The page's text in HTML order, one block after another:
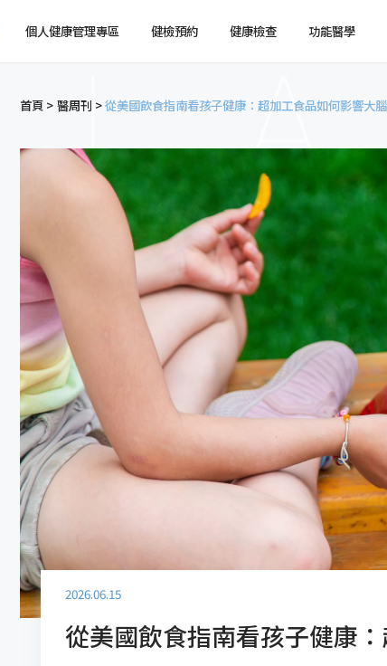
個人健康管理專區 健檢預約
健檢預約 個人健檢預約 企業健檢
健康檢查
健康檢查 個人健檢服務 企業健檢
功能醫學
關於聯安 經營理念 服務特色 最新
交通資訊 環境介紹 企業
首頁 醫周刊 從美國飲食指南看孩子健康：超加工食品如何影響大
2026.06.15
從美國飲食指南看孩子健康